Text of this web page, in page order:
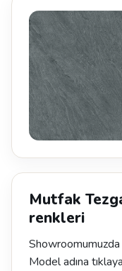
Mutfak
renkleri
Model adına